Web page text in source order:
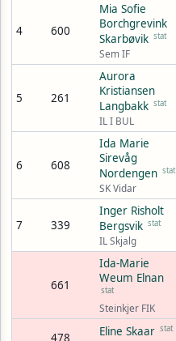
4 600
Mia Sofie
Borchgrevink
Skarbøvik stat
Sem IF
5 261
Aurora
Kristiansen
Langbakk stat
IL I BUL
6 608
Ida Marie
Sirevåg
Nordengen stat
SK Vidar
7 339
Inger Risholt
Bergsvik stat
IL Skjalg
661
Ida-Marie
Weum Elnan
stat
Steinkjer FIK
478 Eline Skaar stat